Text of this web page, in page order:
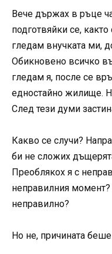
Вече държах в ръце
подготвяйки се,
гледам внучката ми,
Обикновено всичко
гледам я, после се
едностайно жилище.
След тези думи
Какво се случи?
би не сложих
Преоблякох я с
неправилния
неправилно?
Но не, причината